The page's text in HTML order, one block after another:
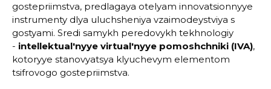
gostepriimstva, predlagaya otelyam innovatsionnyye
instrumenty dlya uluchsheniya vzaimodeystviya s
gostyami. Sredi samykh peredovykh tekhnologiy
- intellektual'nyye virtual'nyye pomoshchniki (IVA),
kotoryye stanovyatsya klyuchevym elementom
tsifrovogo gostepriimstva.